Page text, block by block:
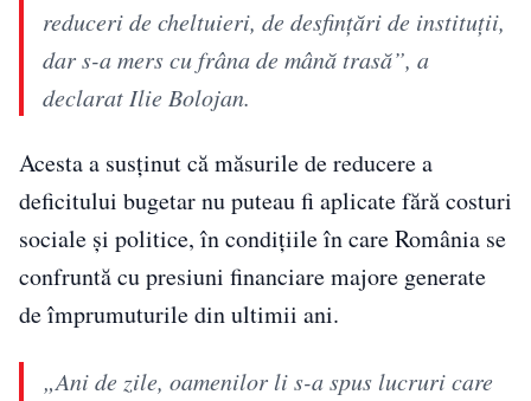
reduceri de cheltuieri, de desfințări de instituții,
dar s-a mers cu frâna de mână trasă”, a
declarat Ilie Bolojan.
Acesta a susținut că măsurile de reducere a
deficitului bugetar nu puteau fi aplicate fără costuri
sociale și politice, în condițiile în care România se
confruntă cu presiuni financiare majore generate
de împrumuturile din ultimii ani.
„Ani de zile, oamenilor li s-a spus lucruri care